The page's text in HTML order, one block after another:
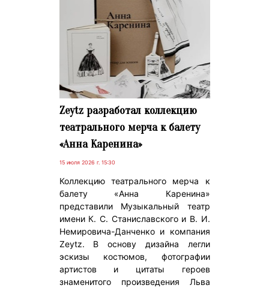
Zeytz разработал коллекцию
театрального мерча к балету
«Анна Каренина»
15 июля 2026 г. 15:30
Коллекцию театрального мерча к
балету «Анна Каренина»
представили Музыкальный театр
имени К. С. Станиславского и В. И.
Немировича-Данченко и компания
Zeytz. В основу дизайна легли
эскизы костюмов, фотографии
артистов и цитаты героев
знаменитого произведения Льва